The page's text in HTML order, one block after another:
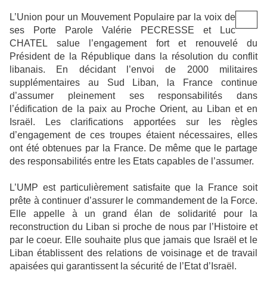
L’Union pour un Mouvement Populaire par la voix de
ses Porte Parole Valérie PECRESSE et Luc
CHATEL salue l’engagement fort et renouvelé du
Président de la République dans la résolution du conflit
libanais. En décidant l’envoi de 2000 militaires
supplémentaires au Sud Liban, la France continue
d’assumer pleinement ses responsabilités dans
l’édification de la paix au Proche Orient, au Liban et en
Israël. Les clarifications apportées sur les règles
d’engagement de ces troupes étaient nécessaires, elles
ont été obtenues par la France. De même que le partage
des responsabilités entre les Etats capables de l’assumer.
L’UMP est particulièrement satisfaite que la France soit
prête à continuer d’assurer le commandement de la Force.
Elle appelle à un grand élan de solidarité pour la
reconstruction du Liban si proche de nous par l’Histoire et
par le coeur. Elle souhaite plus que jamais que Israël et le
Liban établissent des relations de voisinage et de travail
apaisées qui garantissent la sécurité de l’Etat d’Israël.